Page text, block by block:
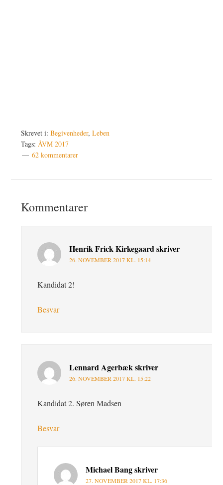
Skrevet i:Begivenheder,Leben
Tags: ÅVM 2017
62 kommentarer
Kommentarer
Henrik Frick Kirkegaardskriver
26. NOVEMBER 2017 KL. 15:14
Kandidat 2!
Besvar
Lennard Agerbækskriver
26. NOVEMBER 2017 KL. 15:22
Kandidat 2. Søren Madsen
Besvar
Michael Bangskriver
27. NOVEMBER 2017 KL. 17:36